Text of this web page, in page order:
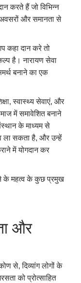
करते हैं जो विभिन्न
और समानता से
कहा दान करे तो
है।नारायण सेवा
बनाने का एक
स्वास्थ्य सेवाएं, और
में समावेशित बनाने
के माध्यम से
ला सकता है, और उन्हें
में योगदान कर
के महत्व के कुछ प्रमुख
और
से, दिव्यांग लोगों के
को प्रोत्साहित